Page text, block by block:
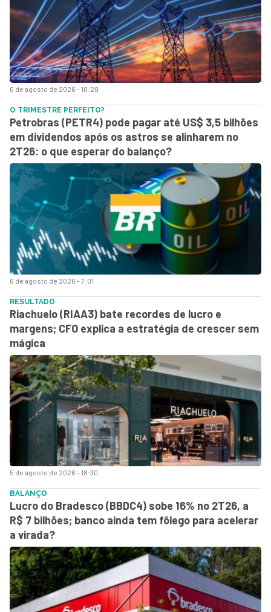
6 de agosto de 2026 - 10:28
6 de agosto de 2026 - 7:01
O TRIMESTRE PERFEITO?
Petrobras (PETR4) pode pagar até US$ 3,5 bilhões
em dividendos após os astros se alinharem no
2T26: o que esperar do balanço?
5 de agosto de 2026 - 18:30
RESULTADO
Riachuelo (RIAA3) bate recordes de lucro e
margens; CFO explica a estratégia de crescer sem
mágica
BALANÇO
Lucro do Bradesco (BBDC4) sobe 16% no 2T26, a
R$ 7 bilhões; banco ainda tem fôlego para acelerar
a virada?